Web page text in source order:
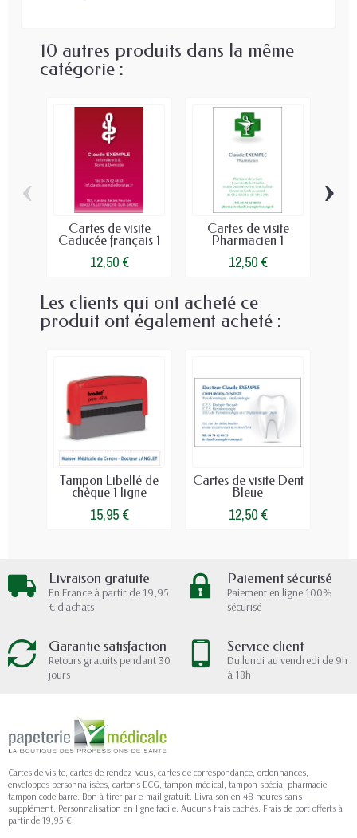
10 autres produits dans la même
catégorie :
Cartes de visite
Caducée français 1
12,50 €
Cartes de visite
Pharmacien 1
12,50 €
‹ ›
Les clients qui ont acheté ce
produit ont également acheté :
Tampon Libellé de
chèque 1 ligne
15,95 €
Cartes de visite Dent
Bleue
12,50 €
Livraison gratuite
En France à partir de 19,95
€ d'achats
Paiement sécurisé
Paiement en ligne 100%
sécurisé
Garantie satisfaction
Retours gratuits pendant 30
jours
Service client
Du lundi au vendredi de 9h
à 18h
Cartes de visite, cartes de rendez-vous, cartes de correspondance, ordonnances,
enveloppes personnalisées, cartons ECG, tampon médical, tampon spécial pharmacie,
tampon code barre. Bon à tirer par e-mail gratuit. Livraison en 48 heures sans
supplément. Personnalisation en ligne facile. Aucuns frais cachés. Frais de port offerts à
partir de 19,95 €.